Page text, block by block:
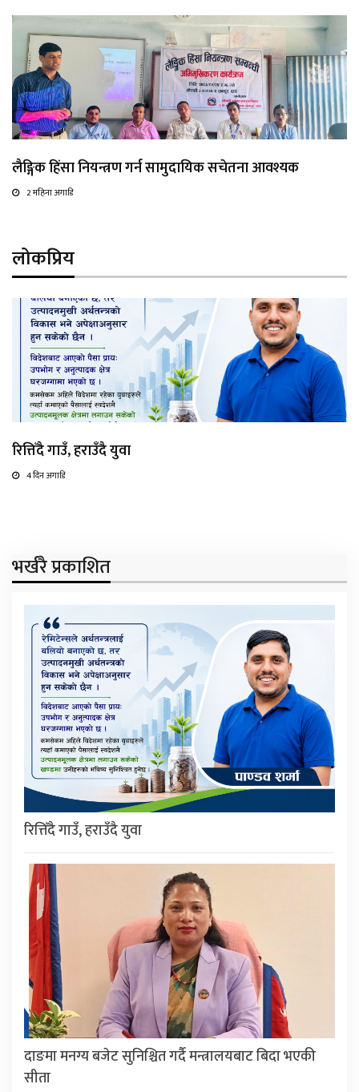
लैङ्गिक हिंसा नियन्त्रण गर्न सामुदायिक सचेतना आवश्यक
2 महिना अगाडि
लोकप्रिय
रित्तिँदै गाउँ, हराउँदै युवा
4 दिन अगाडि
भर्खरै प्रकाशित
रित्तिँदै गाउँ, हराउँदै युवा
दाङमा मनग्य बजेट सुनिश्चित गर्दै मन्त्रालयबाट बिदा भएकी
सीता